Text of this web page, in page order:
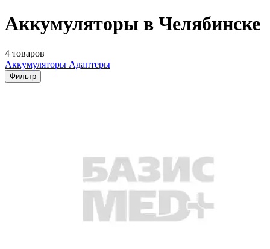
Аккумуляторы в Челябинске
4 товаров
Аккумуляторы Адаптеры
Фильтр